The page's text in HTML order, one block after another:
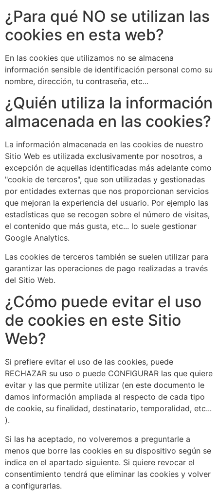
¿Para qué NO se utilizan las
cookies en esta web?
En las cookies que utilizamos no se almacena
información sensible de identificación personal como su
nombre, dirección, tu contraseña, etc...
¿Quién utiliza la información
almacenada en las cookies?
La información almacenada en las cookies de nuestro
Sitio Web es utilizada exclusivamente por nosotros, a
excepción de aquellas identificadas más adelante como
"cookie de terceros", que son utilizadas y gestionadas
por entidades externas que nos proporcionan servicios
que mejoran la experiencia del usuario. Por ejemplo las
estadísticas que se recogen sobre el número de visitas,
el contenido que más gusta, etc... lo suele gestionar
Google Analytics.
Las cookies de terceros también se suelen utilizar para
garantizar las operaciones de pago realizadas a través
del Sitio Web.
¿Cómo puede evitar el uso
de cookies en este Sitio
Web?
Si prefiere evitar el uso de las cookies, puede
RECHAZAR su uso o puede CONFIGURAR las que quiere
evitar y las que permite utilizar (en este documento le
damos información ampliada al respecto de cada tipo
de cookie, su finalidad, destinatario, temporalidad, etc...
).
Si las ha aceptado, no volveremos a preguntarle a
menos que borre las cookies en su dispositivo según se
indica en el apartado siguiente. Si quiere revocar el
consentimiento tendrá que eliminar las cookies y volver
a configurarlas.